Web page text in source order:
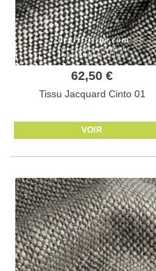
62,50 €
Tissu Jacquard Cinto 01
VOIR